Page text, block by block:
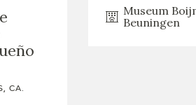
CA.
Museum
Beuningen